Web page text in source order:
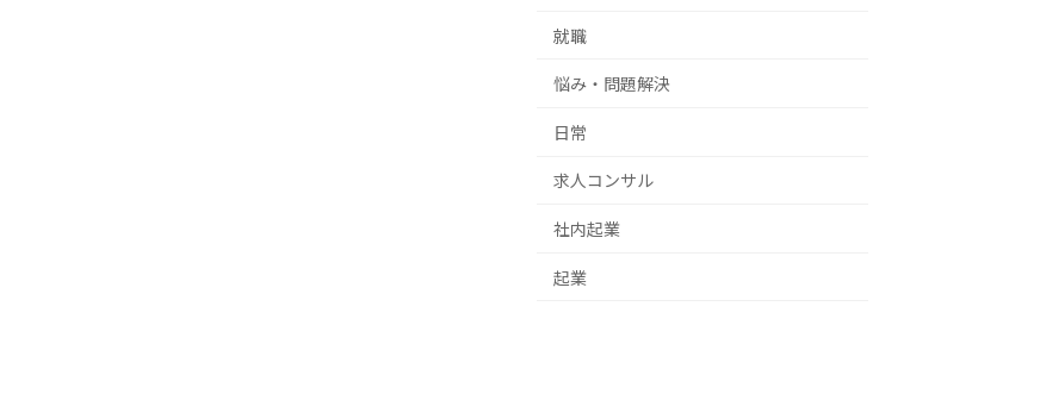
就職
悩み・問題解決
日常
求人コンサル
社内起業
起業